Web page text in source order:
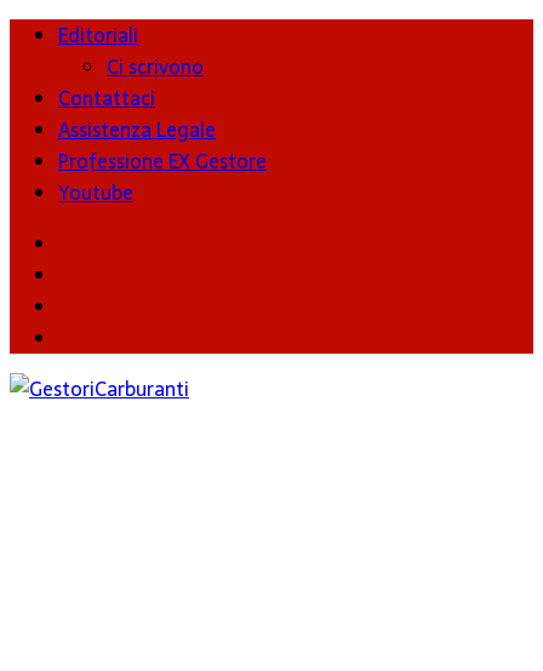
Editoriali
Ci scrivono
Contattaci
Assistenza Legale
Professione EX Gestore
Youtube